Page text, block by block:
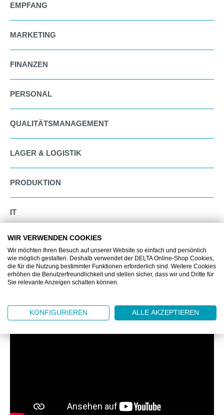
EMPFANG
MARKETING
FINANZEN
PERSONAL
QUALITÄTSMANAGEMENT
LAGER & LOGISTIK
PRODUKTION
IT
SICHERHEIT
WIR VERWENDEN COOKIES
Wir möchten Ihren Besuch auf unserer Website so einfach und persönlich
wie möglich gestalten. Deshalb verwendet der DELTA Online-Shop Cookies,
die für die Nutzung bestimmter Funktionen erforderlich sind. Weitere Cookies
erhöhen die Benutzerfreundlichkeit und stellen sicher, dass wir und Dritte für
Sie relevante Anzeigen schalten können.
KONFIGURIEREN ALLE AKZEPTIEREN